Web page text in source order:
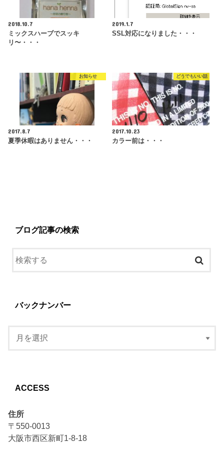
2018.10.7
ミックスハーブでスッキ
リ〜・・・
2019.1.7
SSL対応になりました・・・
お知らせ
2017.8.7
夏季休暇はありません・・・
どうでもいい話
2017.10.23
カラー前は・・・
ブログ記事の検索
バックナンバー
ACCESS
住所
〒550-0013
大阪市西区新町1-8-18